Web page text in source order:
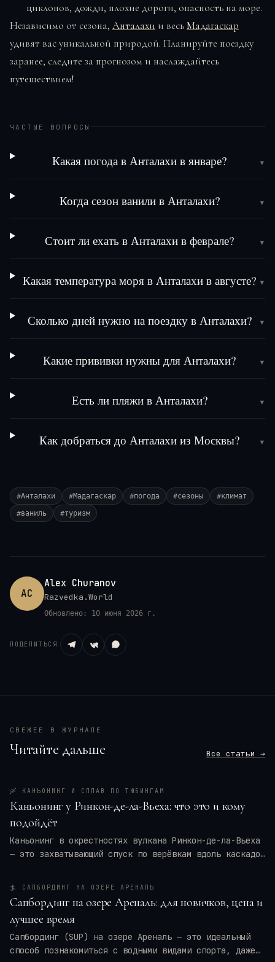
циклонов, дожди, плохие дороги, опасность на море.
Независимо от сезона, Анталахи и весьМадагаскар
удивят вас уникальной природой. Планируйте поездку
заранее, следите за прогнозом и наслаждайтесь
путешествием!
ЧАСТЫЕ ВОПРОСЫ
Какая погода в Анталахи в январе? ▾
Когда сезон ванили в Анталахи? ▾
Стоит ли ехать в Анталахи в феврале? ▾
Какая температура моря в Анталахи в августе? ▾
Сколько дней нужно на поездку в Анталахи? ▾
Какие прививки нужны для Анталахи? ▾
Есть ли пляжи в Анталахи? ▾
Как добраться до Анталахи из Москвы? ▾
#Анталахи #Мадагаскар #погода #сезоны #климат
#ваниль #туризм
AC
Alex Churanov
Razvedka.World
Обновлено: 10 июня 2026 г.
ПОДЕЛИТЬСЯ
СВЕЖЕЕ В ЖУРНАЛЕ
Читайте дальше Все статьи →
🛶 КАНЬОНИНГ И СПЛАВ ПО ТЮБИНГАМ
Каньонинг у Ринкон-де-ла-Вьеха: что это и кому
подойдёт
Каньонинг в окрестностях вулкана Ринкон-де-ла-Вьеха
— это захватывающий спуск по верёвкам вдоль каскадов
новичков или только для профи? Мы разберём программу
тура, требования к физической форме, оптимальные
месяцы и актуальные цены на 2026 год. Вы также
получите практические советы по экипировке и
безопасности, чтобы ваше путешествие вКоста-Рику
🏄 САПБОРДИНГ НА ОЗЕРЕ АРЕНАЛЬ
Сапбординг на озере Ареналь: для новичков, цена и
лучшее время
Сапбординг (SUP) на озере Ареналь — это идеальный
способ познакомиться с водными видами спорта, даже